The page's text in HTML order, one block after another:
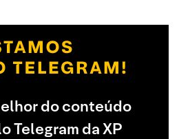
do conteúdo
Telegram da XP